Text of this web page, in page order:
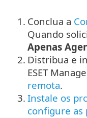
1. Conclua a
Quando
Apenas
2. Distribua e
ESET
remota.
3. Instale os
configure as